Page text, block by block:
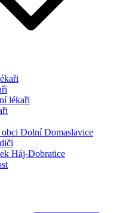
lékaři
Dolní Domaslavice
Háj-Dobratice